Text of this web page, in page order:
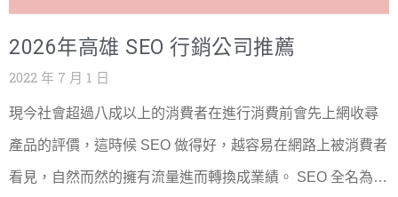
要開始操作公司的SEO了，也想要開始先從一些SEO公司合
作開始，但又該找SEO公司做怎麼樣的服務呢?通常SEO公
司
場中建立權威性，並使潛在客戶在需要相關產品或服務時，
首先想到您的品牌。通過持續地提供有價值的資訊，企業能
2026年高雄 SEO 行銷公司推薦
2022 年 7 月 1 日
現今社會超過八成以上的消費者在進行消費前會先上網收尋
產品的評價，這時候 SEO 做得好，越容易在網路上被消費者
看見，自然而然的擁有流量進而轉換成業績。 SEO 全名為